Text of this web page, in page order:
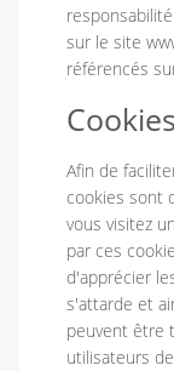
sur le site
référencés
Cookies
Afin de
cookies sont
vous visitez
par ces
d'apprécier
s'attarde et
peuvent être
utilisateurs